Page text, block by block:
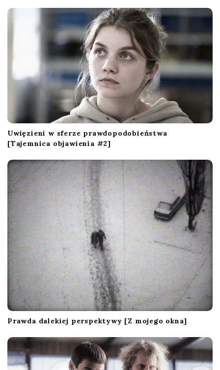
Uwięzieni w sferze prawdopodobieństwa
[Tajemnica objawienia #2]
Prawda dalekiej perspektywy [Z mojego okna]